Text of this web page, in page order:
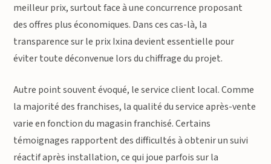
meilleur prix, surtout face à une concurrence proposant
des offres plus économiques. Dans ces cas-là, la
transparence sur le prix Ixina devient essentielle pour
éviter toute déconvenue lors du chiffrage du projet.
Autre point souvent évoqué, le service client local. Comme
la majorité des franchises, la qualité du service après-vente
varie en fonction du magasin franchisé. Certains
témoignages rapportent des difficultés à obtenir un suivi
réactif après installation, ce qui joue parfois sur la